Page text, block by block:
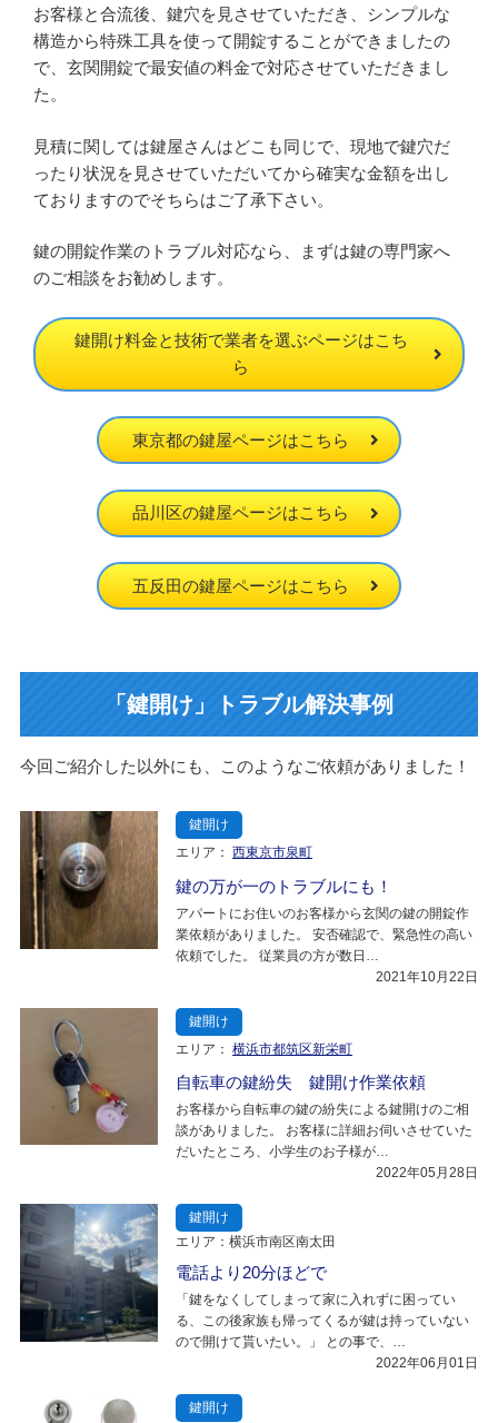
お客様と合流後、鍵穴を見させていただき、シンプルな
構造から特殊工具を使って開錠することができましたの
で、玄関開錠で最安値の料金で対応させていただきまし
た。
見積に関しては鍵屋さんはどこも同じで、現地で鍵穴だ
ったり状況を見させていただいてから確実な金額を出し
ておりますのでそちらはご了承下さい。
鍵の開錠作業のトラブル対応なら、まずは鍵の専門家へ
のご相談をお勧めします。
鍵開け料金と技術で業者を選ぶページはこち
ら
東京都の鍵屋ページはこちら
品川区の鍵屋ページはこちら
五反田の鍵屋ページはこちら
「鍵開け」トラブル解決事例
今回ご紹介した以外にも、このようなご依頼がありました！
鍵開け
エリア： 西東京市泉町
鍵の万が一のトラブルにも！
アパートにお住いのお客様から玄関の鍵の開錠作
業依頼がありました。 安否確認で、緊急性の高い
依頼でした。 従業員の方が数日…
2021年10月22日
鍵開け
エリア： 横浜市都筑区新栄町
自転車の鍵紛失 鍵開け作業依頼
お客様から自転車の鍵の紛失による鍵開けのご相
談がありました。 お客様に詳細お伺いさせていた
だいたところ、小学生のお子様が…
2022年05月28日
鍵開け
エリア：横浜市南区南太田
電話より20分ほどで
「鍵をなくしてしまって家に入れずに困ってい
る、この後家族も帰ってくるが鍵は持っていない
ので開けて貰いたい。」 との事で、…
2022年06月01日
鍵開け